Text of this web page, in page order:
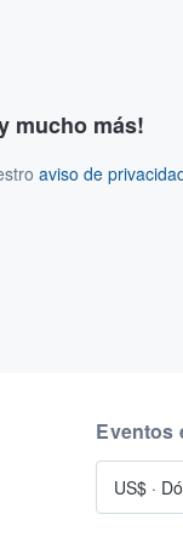
mucho más!
aviso de
Eventos
US$ ·